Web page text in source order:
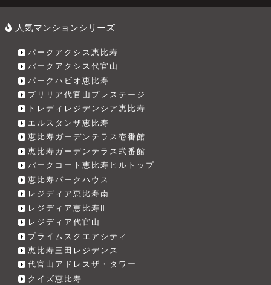
人気マンションシリーズ
パークアクシス恵比寿
パークアクシス代官山
パークハビオ恵比寿
ブリリア代官山プレステージ
トレディレジデンシア恵比寿
エルスタンザ恵比寿
恵比寿ガーデンテラス壱番館
恵比寿ガーデンテラス弐番館
パークコート恵比寿ヒルトップ
恵比寿パークハウス
レジディア恵比寿南
レジディア恵比寿Ⅱ
レジディア代官山
プライムスクエアシティ
恵比寿三田レジデンス
代官山アドレスザ・タワー
クイズ恵比寿